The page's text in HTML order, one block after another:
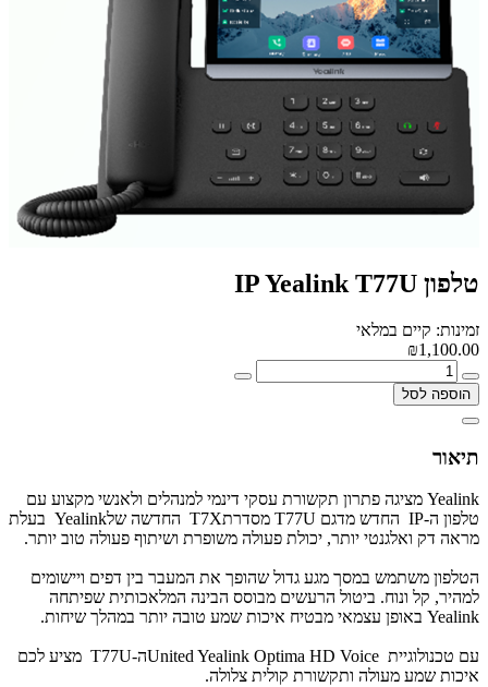
טלפון IP Yealink T77U
זמינות: קיים במלאי
₪1,100.00
הוספה לסל
תיאור
Yealink מציגה פתרון תקשורת עסקי דינמי למנהלים ולאנשי מקצוע עם
טלפון ה-IP החדש מדגם T77U מסדרתT7X החדשה שלYealink בעלת
מראה דק ואלגנטי יותר, יכולת פעולה משופרת ושיתוף פעולה טוב יותר.
הטלפון משתמש במסך מגע גדול שהופך את המעבר בין דפים ויישומים
למהיר, קל ונוח. ביטול הרעשים מבוסס הבינה המלאכותית שפיתחה
Yealink באופן עצמאי מבטיח איכות שמע טובה יותר במהלך שיחות.
עם טכנולוגיית United Yealink Optima HD Voiceה-T77U מציע לכם
איכות שמע מעולה ותקשורת קולית צלולה.